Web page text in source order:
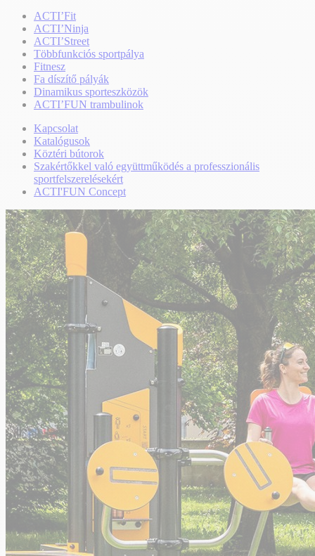
ACTI’Fit
ACTI’Ninja
ACTI’Street
Többfunkciós sportpálya
Fitnesz
Fa díszítő pályák
Dinamikus sporteszközök
ACTI’FUN trambulinok
Kapcsolat
Katalógusok
Köztéri bútorok
Szakértőkkel való együttműködés a professzionális
sportfelszerelésekért
ACTI'FUN Concept